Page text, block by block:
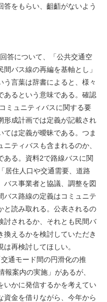
答をもらい、齟齬がないよう
答について、「公共交通空
バス線の再編を基軸とし」
う言葉は辞書によると、様々
あるという意味である。確認
ミュニティバスに関する要
形成計画では定義が記載され
ては定義が曖昧である。つま
ティバスも含まれるのか、
ある。資料2で路線バスに関
居住人口や交通需要、道路
バス事業者と協議、調整を図
バス路線の定義はコミュニテ
と読み取れる。公表されるの
討されるか、それとも民間バ
換えるかを検討していただき
再検討してほしい。
通モード間の円滑化の推
案内の実施」があるが、
いかに発信するかを考えてい
資金を借りながら、今年から